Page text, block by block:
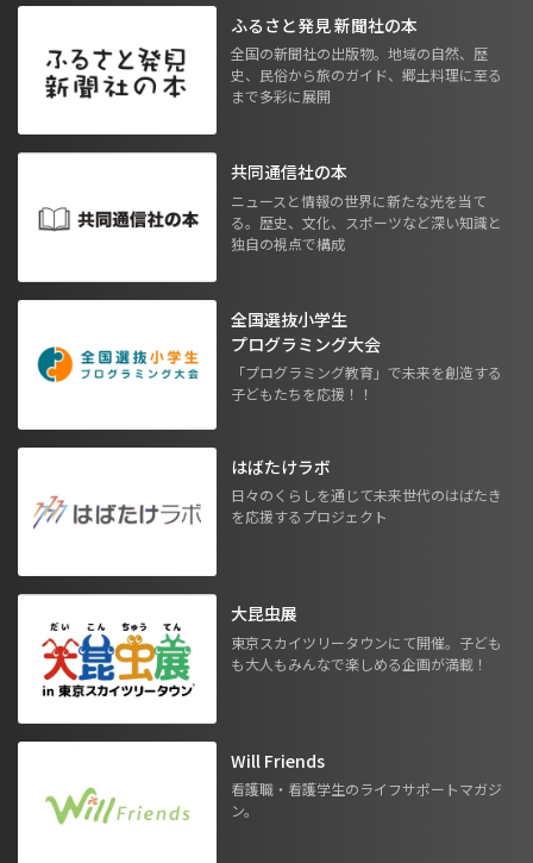
ふるさと発見 新聞社の本
全国の新聞社の出版物。地域の自然、歴
史、民俗から旅のガイド、郷土料理に至る
まで多彩に展開
共同通信社の本
ニュースと情報の世界に新たな光を当て
る。歴史、文化、スポーツなど深い知識と
独自の視点で構成
全国選抜小学生
プログラミング大会
「プログラミング教育」で未来を創造する
子どもたちを応援！！
はばたけラボ
日々のくらしを通じて未来世代のはばたき
を応援するプロジェクト
大昆虫展
東京スカイツリータウンにて開催。子ども
も大人もみんなで楽しめる企画が満載！
Will Friends
看護職・看護学生のライフサポートマガジ
ン。